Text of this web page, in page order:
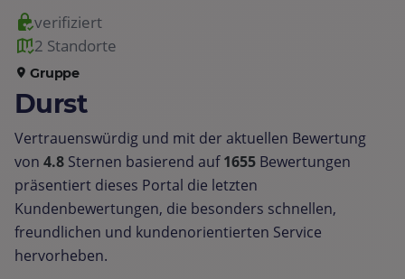
verifiziert
2 Standorte
Gruppe
Durst
Vertrauenswürdig und mit der aktuellen Bewertung
von 4.8 Sternen basierend auf1655 Bewertungen
präsentiert dieses Portal die letzten
Kundenbewertungen, die besonders schnellen,
freundlichen und kundenorientierten Service
hervorheben.